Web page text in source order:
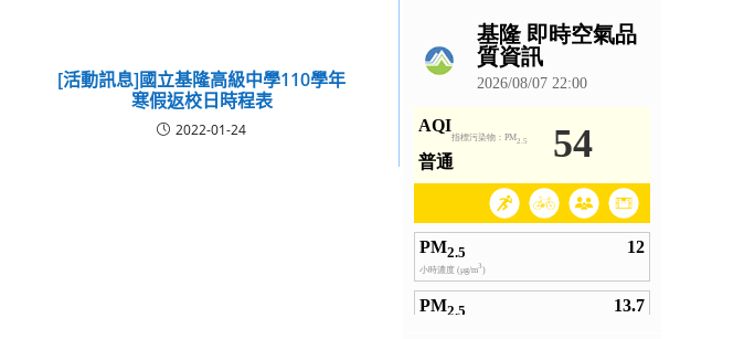
[活動訊息]國立基隆高級中學110學年
寒假返校日時程表
2022-01-24